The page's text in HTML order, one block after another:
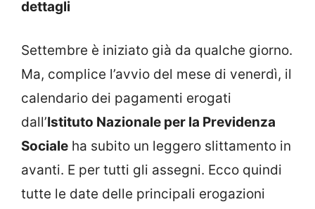
dettagli
Settembre è iniziato già da qualche giorno.
Ma, complice l’avvio del mese di venerdì, il
calendario dei pagamenti erogati
dall’Istituto Nazionale per la Previdenza
Sociale ha subito un leggero slittamento in
avanti. E per tutti gli assegni. Ecco quindi
tutte le date delle principali erogazioni